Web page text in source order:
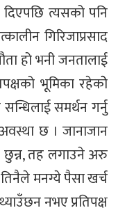
त्यसको पनि
गिरिजाप्रसाद
हो भनी जनतालाई
भूमिका रहेकोे
समर्थन गर्नु
छ । जानाजान
छुन्न, तह लगाउने अरु
मनग्ये पैसा खर्च
नभए प्रतिपक्ष